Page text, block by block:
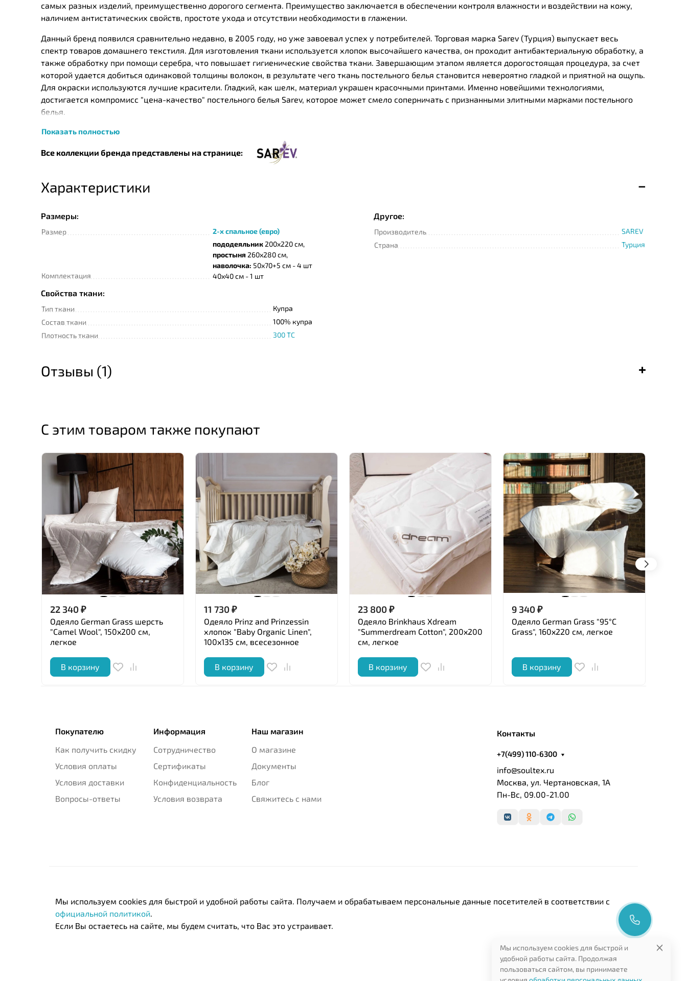
самых разных изделий, преимущественно дорогого сегмента. Преимущество заключается в обеспечении контроля влажности и воздействии на кожу,
наличием антистатических свойств, простоте ухода и отсутствии необходимости в глажении.
Данный бренд появился сравнительно недавно, в 2005 году, но уже завоевал успех у потребителей. Торговая марка Sarev (Турция) выпускает весь
спектр товаров домашнего текстиля. Для изготовления ткани используется хлопок высочайшего качества, он проходит антибактериальную обработку, а
также обработку при помощи серебра, что повышает гигиенические свойства ткани. Завершающим этапом является дорогостоящая процедура, за счет
которой удается добиться одинаковой толщины волокон, в результате чего ткань постельного белья становится невероятно гладкой и приятной на ощупь.
Для окраски используются лучшие красители. Гладкий, как шелк, материал украшен красочными принтами. Именно новейшими технологиями,
достигается компромисс "цена-качество" постельного белья Sarev, которое может смело соперничать с признанными элитными марками постельного
белья.
Рекомендуем соблюдать деликатный режим стирки при t° не выше 30 °C. Сушка должна проводиться только в деликатном режиме. Гладить постельное
Показать полностью
Все коллекции бренда представлены на странице:
Характеристики
Размеры:
Размер 2-х спальное (евро)
Комплектация
пододеяльник 200х220 см,
простыня 260х280 см,
наволочка: 50х70+5 см - 4 шт
40х40 см - 1 шт
Свойства ткани:
Тип ткани
Купра
Состав ткани
100% купра
Плотность ткани
300 TC
Другое:
Производитель
SAREV
Страна
Турция
Отзывы (1)
С этим товаром также покупают
22 340₽
Одеяло German Grass шерсть
"Camel Wool", 150x200 см,
легкое
В корзину
11 730₽
Одеяло Prinz and Prinzessin
хлопок "Baby Organic Linen",
100x135 см, всесезонное
В корзину
23 800₽
Одеяло Brinkhaus Xdream
"Summerdream Cotton", 200x200
см, легкое
В корзину
9 340₽
Одеяло German Grass "95°C
Grass", 160x220 см, легкое
В корзину
Покупателю
Как получить скидку
Условия оплаты
Условия доставки
Вопросы-ответы
Информация
Сотрудничество
Сертификаты
Конфиденциальность
Условия возврата
Наш магазин
О магазине
Документы
Блог
Свяжитесь с нами
Контакты
+7(499) 110-6300
info@soultex.ru
Москва, ул. Чертановская, 1А
Пн-Вс, 09.00-21.00
Мы используем cookies для быстрой и удобной работы сайта. Получаем и обрабатываем персональные данные посетителей в соответствии с
официальной политикой.
Если Вы остаетесь на сайте, мы будем считать, что Вас это устраивает.
Мы используем cookies для быстрой и
удобной работы сайта. Продолжая
пользоваться сайтом, вы принимаете